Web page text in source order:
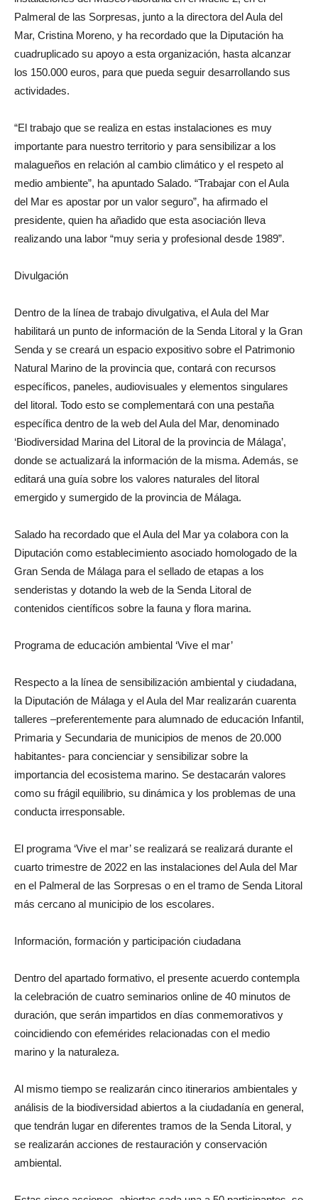
Palmeral de las Sorpresas, junto a la directora del Aula del
Mar, Cristina Moreno, y ha recordado que la Diputación ha
cuadruplicado su apoyo a esta organización, hasta alcanzar
los 150.000 euros, para que pueda seguir desarrollando sus
actividades.
“El trabajo que se realiza en estas instalaciones es muy
importante para nuestro territorio y para sensibilizar a los
malagueños en relación al cambio climático y el respeto al
medio ambiente”, ha apuntado Salado. “Trabajar con el Aula
del Mar es apostar por un valor seguro”, ha afirmado el
presidente, quien ha añadido que esta asociación lleva
realizando una labor “muy seria y profesional desde 1989”.
Divulgación
Dentro de la línea de trabajo divulgativa, el Aula del Mar
habilitará un punto de información de la Senda Litoral y la Gran
Senda y se creará un espacio expositivo sobre el Patrimonio
Natural Marino de la provincia que, contará con recursos
específicos, paneles, audiovisuales y elementos singulares
del litoral. Todo esto se complementará con una pestaña
específica dentro de la web del Aula del Mar, denominado
‘Biodiversidad Marina del Litoral de la provincia de Málaga’,
donde se actualizará la información de la misma. Además, se
editará una guía sobre los valores naturales del litoral
emergido y sumergido de la provincia de Málaga.
Salado ha recordado que el Aula del Mar ya colabora con la
Diputación como establecimiento asociado homologado de la
Gran Senda de Málaga para el sellado de etapas a los
senderistas y dotando la web de la Senda Litoral de
contenidos científicos sobre la fauna y flora marina.
Programa de educación ambiental ‘Vive el mar’
Respecto a la línea de sensibilización ambiental y ciudadana,
la Diputación de Málaga y el Aula del Mar realizarán cuarenta
talleres –preferentemente para alumnado de educación Infantil,
Primaria y Secundaria de municipios de menos de 20.000
habitantes- para concienciar y sensibilizar sobre la
importancia del ecosistema marino. Se destacarán valores
como su frágil equilibrio, su dinámica y los problemas de una
conducta irresponsable.
El programa ‘Vive el mar’ se realizará se realizará durante el
cuarto trimestre de 2022 en las instalaciones del Aula del Mar
en el Palmeral de las Sorpresas o en el tramo de Senda Litoral
más cercano al municipio de los escolares.
Información, formación y participación ciudadana
Dentro del apartado formativo, el presente acuerdo contempla
la celebración de cuatro seminarios online de 40 minutos de
duración, que serán impartidos en días conmemorativos y
coincidiendo con efemérides relacionadas con el medio
marino y la naturaleza.
Al mismo tiempo se realizarán cinco itinerarios ambientales y
análisis de la biodiversidad abiertos a la ciudadanía en general,
que tendrán lugar en diferentes tramos de la Senda Litoral, y
se realizarán acciones de restauración y conservación
ambiental.